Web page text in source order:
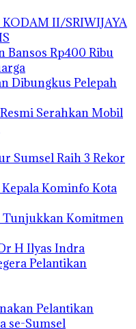
II/SRIWIJAYA
Bansos Rp400 Ribu
Dibungkus Pelepah
Serahkan Mobil
Sumsel Raih 3 Rekor
Kominfo Kota
Tunjukkan Komitmen
H Ilyas Indra
Pelantikan
Pelantikan
se-Sumsel